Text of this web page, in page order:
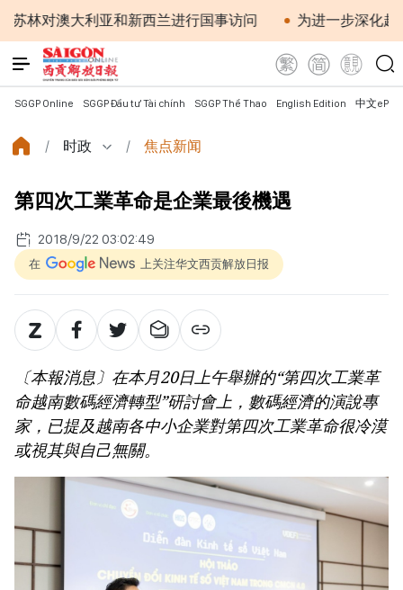
大利亚和新西兰进行国事访问 为进一步深化越澳关系
SGGP Online SGGP Đầu tư Tài chính SGGP Thể Thao English Edition 中文
时政 焦点新闻
第四次工業革命是企業最後機遇
2018/9/22 03:02:49
在 上关注华文西贡解放日报
〔本報消息〕在本月20日上午舉辦的“第四次工業革
命越南數碼經濟轉型”研討會上，數碼經濟的演說專
家，已提及越南各中小企業對第四次工業革命很冷漠
或視其與自己無關。